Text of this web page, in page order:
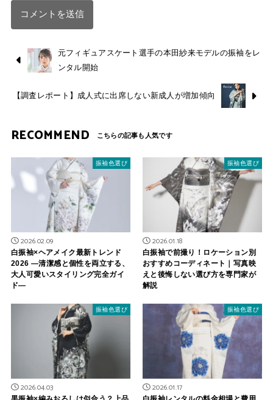
元フィギュアスケート選手の本田紗来モデルの振袖をレ
ンタル開始
【調査レポート】成人式に出席しない新成人が増加傾向
RECOMMEND
振袖色選び
2026.02.09
白振袖×ヘアメイク最新トレンド
2026 ―清潔感と個性を両立する、
大人可愛いスタイリング完全ガイ
ド―
振袖色選び
2026.01.18
白振袖で前撮り！ロケーション別
おすすめコーディネート｜写真映
えと後悔しない選び方を専門家が
解説
振袖色選び
2026.04.03
振袖色選び
2026.01.17